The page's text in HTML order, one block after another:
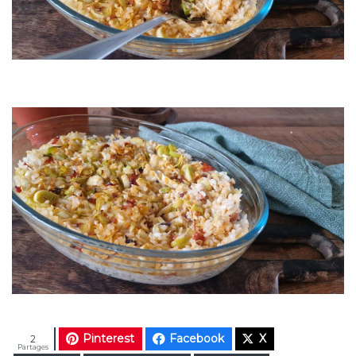
Pinterest Facebook X
Partages
2